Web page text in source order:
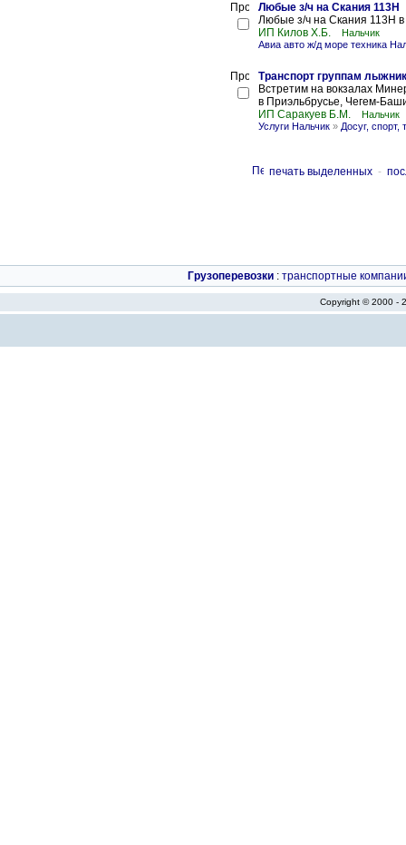
Любые з/ч на Скания 113Н
Любые з/ч на Скания 113Н в
ИП Килов Х.Б.
Нальчик
Авиа авто ж/д море техника
Транспорт группам
Встретим на вокзалах
в Приэльбрусье, Чегем-
ИП Саракуев Б.М.
Нальчик
Услуги Нальчик » Досуг, спорт,
печать выделенных -
Грузоперевозки : транспортные
Copyright © 2000 -